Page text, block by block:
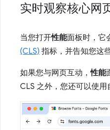
实时观察核心网
当您打开性能面板时，它
(CLS) 指标，并告知您这
如果您与网页互动，性能
CLS 之外，您还可以使